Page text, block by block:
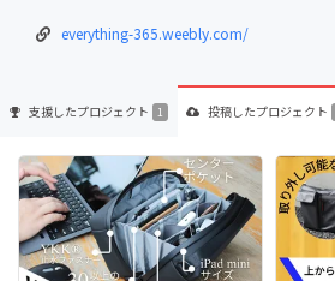
everything-365.weebly.com/
支援したプロジェクト 1 投稿したプロジェクト